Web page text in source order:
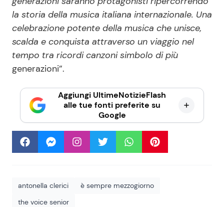
la storia della musica italiana internazionale. Una
celebrazione potente della musica che unisce,
scalda e conquista attraverso un viaggio nel
tempo tra ricordi canzoni simbolo di più
generazioni”.
Aggiungi UltimeNotizieFlash
alle tue fonti preferite su
Google
antonella clerici
è sempre mezzogiorno
the voice senior